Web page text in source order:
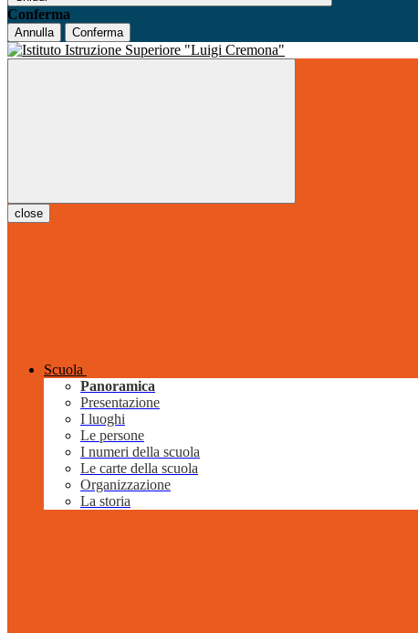
Conferma
Annulla Conferma
close
Scuola
Panoramica
Presentazione
I luoghi
Le persone
I numeri della scuola
Le carte della scuola
Organizzazione
La storia